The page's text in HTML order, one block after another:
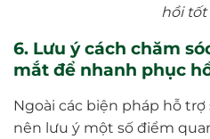
hồi tốt
6. Lưu ý cách chăm
mắt để nhanh phục
Ngoài các biện pháp hỗ
nên lưu ý một số điểm